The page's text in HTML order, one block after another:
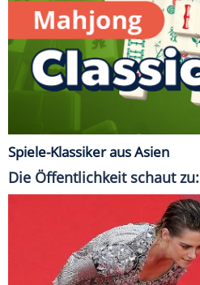
Spiele-Klassiker aus Asien
Die Öffentlichkeit schaut zu: